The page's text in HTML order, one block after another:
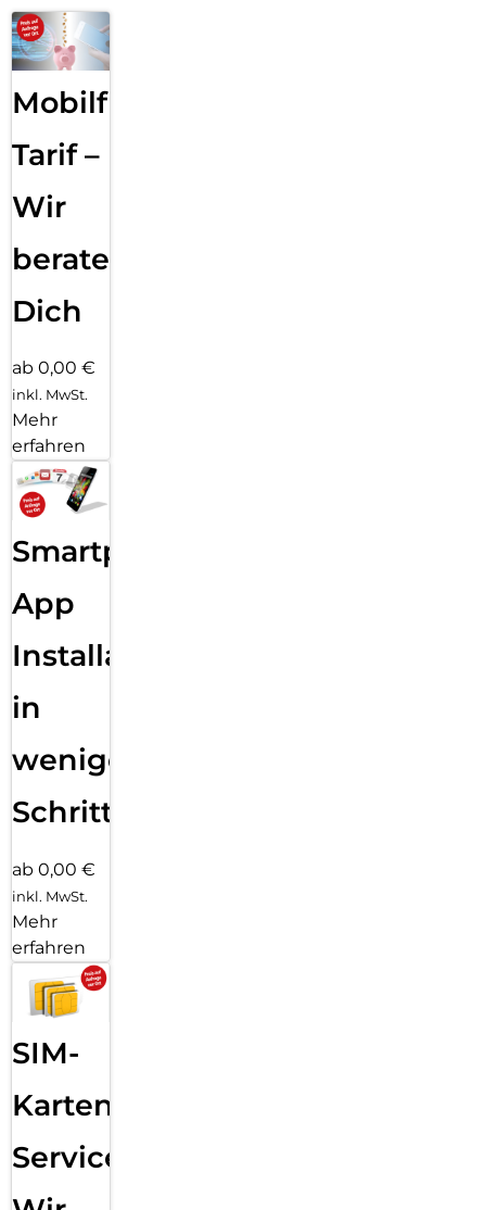
Mobilfunk
Tarif –
Wir
beraten
Dich
ab 0,00 €
inkl. MwSt.
Mehr
erfahren
Smartphone
App
Installation
in
wenigen
Schritten
ab 0,00 €
inkl. MwSt.
Mehr
erfahren
SIM-
Karten
Service: